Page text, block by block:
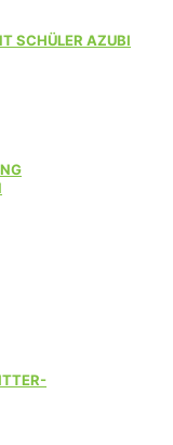
SCHÜLER AZUBI